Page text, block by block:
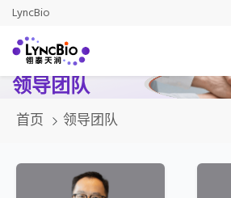
LyncBio
领导团队
首页 领导团队